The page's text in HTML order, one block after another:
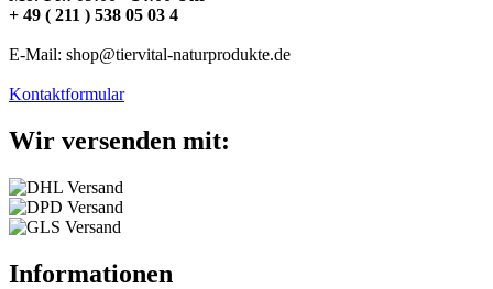
+ 49 ( 211 ) 538 05 03 4
E-Mail: shop@tiervital-naturprodukte.de
Kontaktformular
Wir versenden mit:
Informationen